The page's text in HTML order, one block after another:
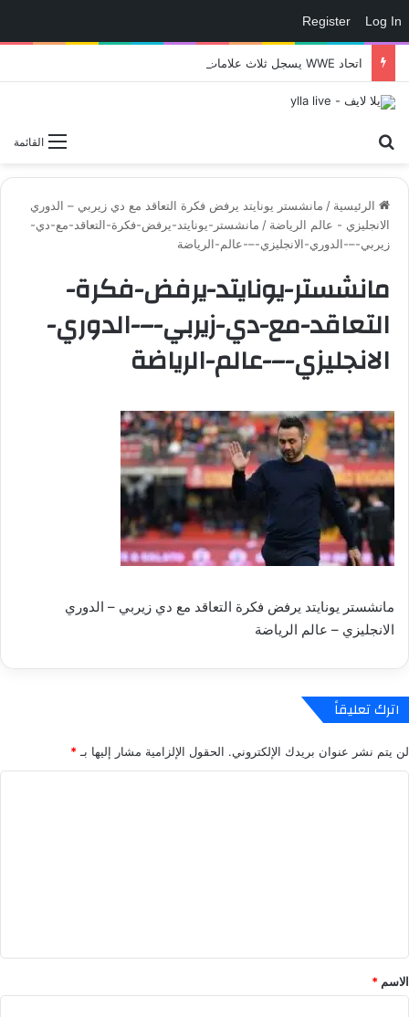
Log In
Register
القائمة
الرئيسية / مانشستر يونايتد يرفض فكرة التعاقد مع دي زيربي – الدوري
الانجليزي - عالم الرياضة / مانشستر-يونايتد-يرفض-فكرة-التعاقد-مع-دي-
زيربي-–-الدوري-الانجليزي-–-عالم-الرياضة
مانشستر-يونايتد-يرفض-فكرة-
التعاقد-مع-دي-زيربي-–-الدوري-
الانجليزي-–-عالم-الرياضة
مانشستر يونايتد يرفض فكرة التعاقد مع دي زيربي – الدوري
الانجليزي – عالم الرياضة
اترك تعليقاً
لن يتم نشر عنوان بريدك الإلكتروني. الحقول الإلزامية مشار إليها بـ *
*
الاسم *